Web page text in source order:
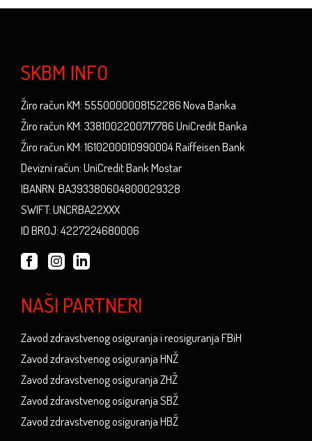
SKBM INFO
Žiro račun KM: 5550000008152286 Nova Banka
Žiro račun KM: 3381002200717786 UniCredit Banka
Žiro račun KM: 1610200010990004 Raiffeisen Bank
Devizni račun: UniCredit Bank Mostar
IBANRN: BA393380604800029328
SWIFT: UNCRBA22XXX
ID BROJ: 4227224680006
NAŠI PARTNERI
Zavod zdravstvenog osiguranja i reosiguranja FBiH
Zavod zdravstvenog osiguranja HNŽ
Zavod zdravstvenog osiguranja ZHŽ
Zavod zdravstvenog osiguranja SBŽ
Zavod zdravstvenog osiguranja HBŽ